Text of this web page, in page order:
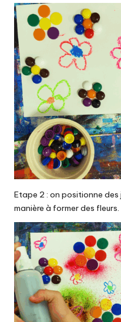
Etape 2 : on positionne
manière à former des fleurs.